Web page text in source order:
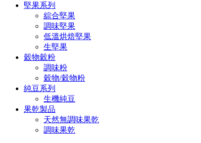
堅果系列
綜合堅果
調味堅果
低溫烘焙堅果
生堅果
穀物穀粉
調味粉
穀物/穀物粉
純豆系列
生機純豆
果乾製品
天然無調味果乾
調味果乾